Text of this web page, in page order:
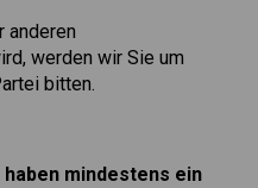
anderen
werden wir Sie um
bitten.
mindestens ein